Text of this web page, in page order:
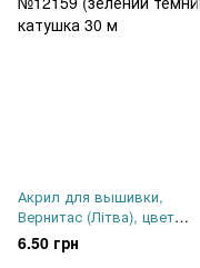
Акрил для вышивки,
Вернитас (Літва), цвет
№12159 (зелёний тёмний), 1
катушка 30 м
6.50 грн